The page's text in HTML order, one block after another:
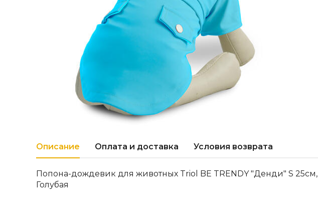
Описание Оплата и доставка Условия возврата
Попона-дождевик для животных Triol BE TRENDY "Денди" S 25см,
Голубая